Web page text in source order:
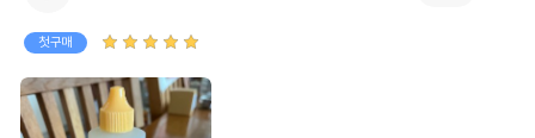
첫구매